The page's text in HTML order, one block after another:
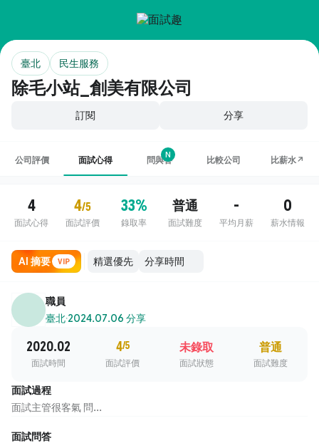
除毛小站_創美有限公司
臺北 民生服務
訂閱 分享
公司評價 面試心得 問與答
N
比較公司 比薪水↗
4
面試心得
4/5
面試評價
33%
錄取率
普通
面試難度
-
平均月薪
0
薪水情報
AI 摘要 VIP
職員
臺北·2024.07.06 分享
2020.02
面試時間
4/5
面試評價
未錄取
面試狀態
普通
面試難度
面試過程
面試主管很客氣 問...
面試問答